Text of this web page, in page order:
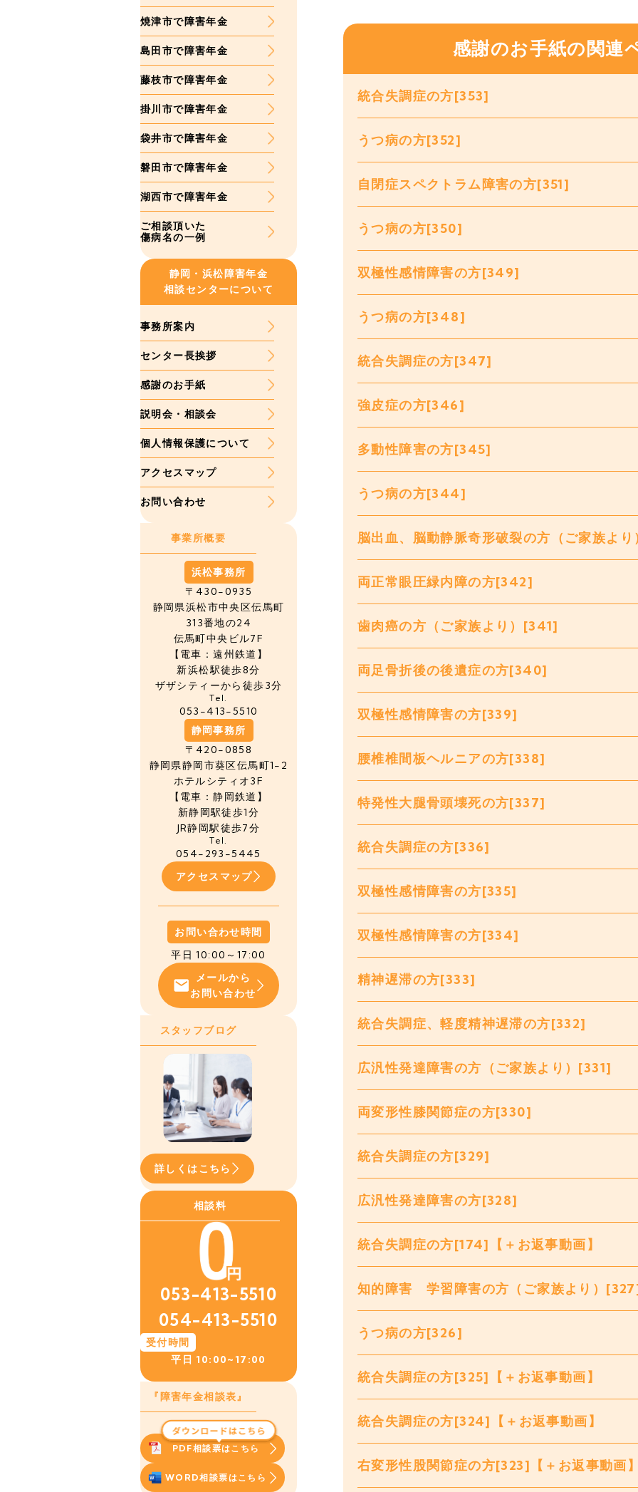
感謝のお手紙の関連
統合失調症の方[353]
うつ病の方[352]
自閉症スペクトラム障害の方[351]
うつ病の方[350]
双極性感情障害の方[349]
うつ病の方[348]
統合失調症の方[347]
強皮症の方[346]
多動性障害の方[345]
うつ病の方[344]
脳出血、脳動静脈奇形破裂の方（ご家族よ
両正常眼圧緑内障の方[342]
歯肉癌の方（ご家族より）[341]
両足骨折後の後遺症の方[340]
双極性感情障害の方[339]
腰椎椎間板ヘルニアの方[338]
特発性大腿骨頭壊死の方[337]
統合失調症の方[336]
双極性感情障害の方[335]
双極性感情障害の方[334]
精神遅滞の方[333]
統合失調症、軽度精神遅滞の方[332]
広汎性発達障害の方（ご家族より）[331]
両変形性膝関節症の方[330]
統合失調症の方[329]
広汎性発達障害の方[328]
統合失調症の方[174]【＋お返事動画】
知的障害 学習障害の方（ご家族より）
うつ病の方[326]
統合失調症の方[325]【＋お返事動画】
統合失調症の方[324]【＋お返事動画】
右変形性股関節症の方[323]【＋お返事動画
焼津市で障害年金
島田市で障害年金
藤枝市で障害年金
掛川市で障害年金
袋井市で障害年金
磐田市で障害年金
湖西市で障害年金
ご相談頂いた
傷病名の一例
静岡・浜松障害年金
相談センターについて
事務所案内
センター長挨拶
感謝のお手紙
説明会・相談会
個人情報保護について
アクセスマップ
お問い合わせ
事業所概要
浜松事務所
〒430-0935
静岡県浜松市中央区伝馬町
313番地の24
伝馬町中央ビル7F
【電車：遠州鉄道】
新浜松駅徒歩8分
ザザシティーから徒歩3分
Tel.
053-413-5510
静岡事務所
〒420-0858
静岡県静岡市葵区伝馬町1-2
ホテルシティオ3F
【電車：静岡鉄道】
新静岡駅徒歩1分
JR静岡駅徒歩7分
Tel.
054-293-5445
アクセスマップ
お問い合わせ時間
平日 10:00～17:00
メールから
お問い合わせ
スタッフブログ
詳しくはこちら
相談料
053-413-5510
054-413-5510
受付時間
平日 10:00~17:00
『障害年金相談表』
PDF相談票はこちら
WORD相談票はこちら